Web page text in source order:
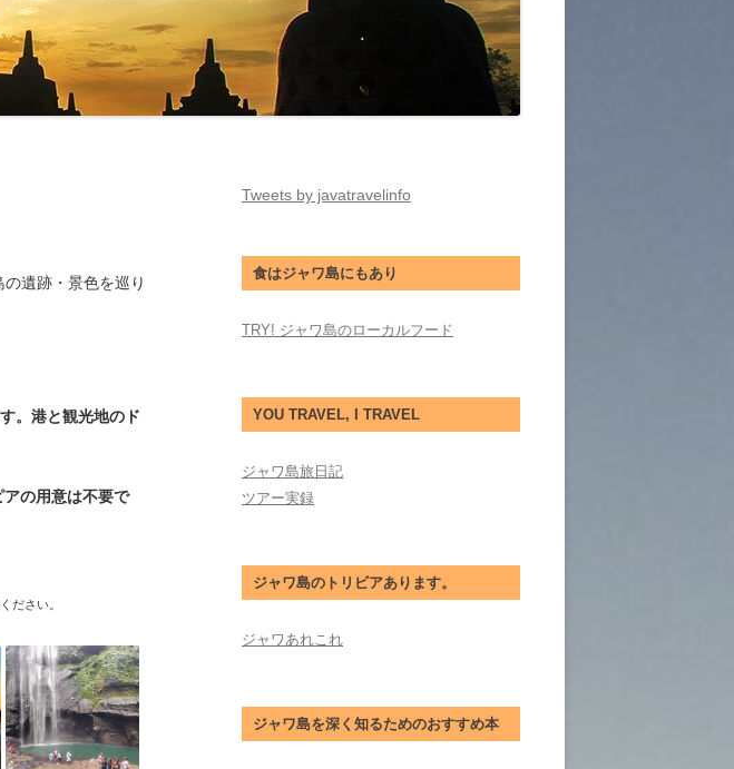
れの方へ
遺跡・景色を巡り
。港と観光地のド
の用意は不要で
ださい。
Tweets by javatravelinfo
食はジャワ島にもあり
TRY! ジャワ島のローカルフード
YOU TRAVEL, I TRAVEL
ジャワ島旅日記
ツアー実録
ジャワ島のトリビアあります。
ジャワあれこれ
ジャワ島を深く知るためのおすすめ本